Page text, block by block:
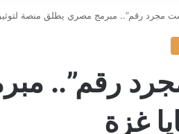
مجرد رقم”.. مبرمج مصري يطلق منصة
رقم”..
غزة